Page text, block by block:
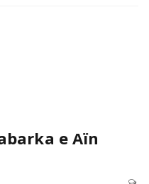
e Aïn